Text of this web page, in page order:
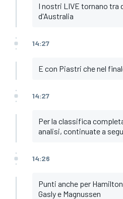
I nostri LIVE tornano tra
d'Australia
14:27
E con Piastri che nel
14:27
Per la classifica
analisi, continuate a
14:26
Punti anche per
Gasly e Magnussen